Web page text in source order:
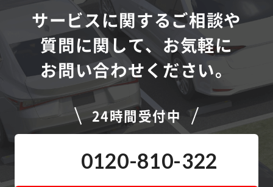
サービスに関するご相談や
質問に関して、お気軽に
お問い合わせください。
24時間受付中
0120-810-322